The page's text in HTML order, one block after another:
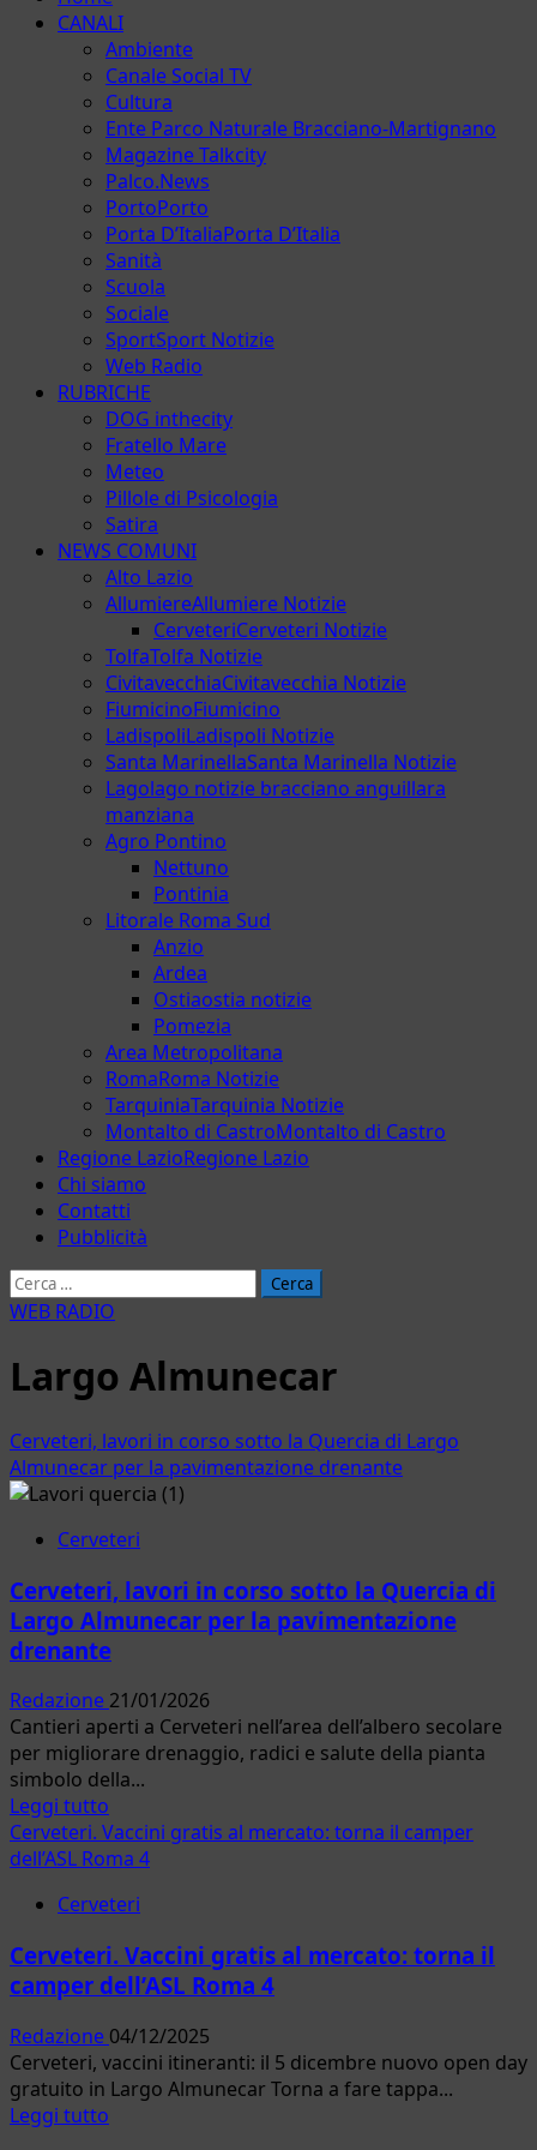
principale
CANALI
Ambiente
Canale Social TV
Cultura
Ente Parco Naturale Bracciano-Martignano
Magazine Talkcity
Palco.News
PortoPorto
Porta D’ItaliaPorta D’Italia
Sanità
Scuola
Sociale
SportSport Notizie
Web Radio
RUBRICHE
DOG inthecity
Fratello Mare
Meteo
Pillole di Psicologia
Satira
NEWS COMUNI
Alto Lazio
AllumiereAllumiere Notizie
CerveteriCerveteri Notizie
TolfaTolfa Notizie
CivitavecchiaCivitavecchia Notizie
FiumicinoFiumicino
LadispoliLadispoli Notizie
Santa MarinellaSanta Marinella Notizie
Lagolago notizie bracciano anguillara
manziana
Agro Pontino
Nettuno
Pontinia
Litorale Roma Sud
Anzio
Ardea
Ostiaostia notizie
Pomezia
Area Metropolitana
RomaRoma Notizie
TarquiniaTarquinia Notizie
Montalto di CastroMontalto di Castro
Regione LazioRegione Lazio
Chi siamo
Contatti
Pubblicità
Ricerca
per:
WEB RADIO
Largo Almunecar
Cerveteri, lavori in corso sotto la Quercia di Largo
Almunecar per la pavimentazione drenante
Cerveteri
Cerveteri, lavori in corso sotto la Quercia di
Largo Almunecar per la pavimentazione
drenante
Redazione 21/01/2026
Cantieri aperti a Cerveteri nell’area dell’albero secolare
per migliorare drenaggio, radici e salute della pianta
simbolo della...
Leggi tutto
di
più
Cerveteri,
in
corso
la
Quercia
di
Largo
Cerveteri. Vaccini gratis al mercato: torna il camper
dell’ASL Roma 4
Cerveteri
Cerveteri. Vaccini gratis al mercato: torna il
camper dell’ASL Roma 4
Redazione 04/12/2025
Cerveteri, vaccini itineranti: il 5 dicembre nuovo open day
gratuito in Largo Almunecar Torna a fare tappa...
Leggi tutto